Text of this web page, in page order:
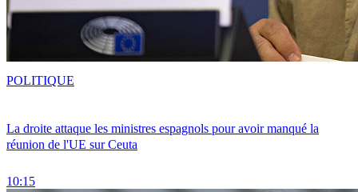
La droite attaque les ministres espagnols pour avoir manqué la
réunion de l'UE sur Ceuta
10:15
POLITIQUE